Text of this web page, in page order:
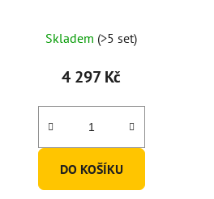
Skladem (>5 set)
4 297 Kč
DO KOŠÍKU